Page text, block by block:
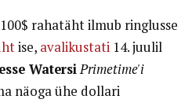
rahatäht ilmub ringlusse
ise, avalikustati14. juulil
WatersiPrimetime'i
näoga ühe dollari